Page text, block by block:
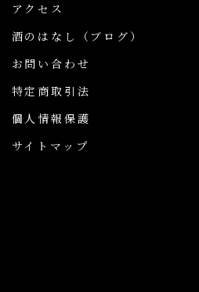
アクセス
酒のはなし
（ブログ）
お問い合わせ
特定商取引法
個人情報保護
サイトマップ